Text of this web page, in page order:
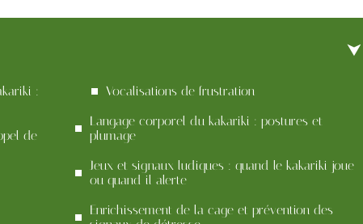
:
de
Vocalisations de frustration
Langage corporel du kakariki : postures et
plumage
Jeux et signaux ludiques : quand le kakariki joue
ou quand il alerte
Enrichissement de la cage et prévention des